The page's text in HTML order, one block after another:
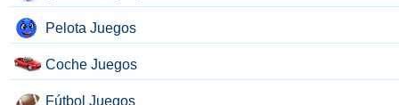
Pelota Juegos
Coche Juegos
Fútbol Juegos